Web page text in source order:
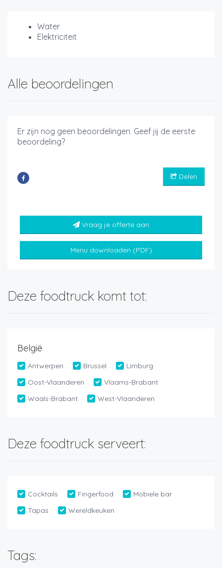
Water
Elektriciteit
Alle beoordelingen
Er zijn nog geen beoordelingen. Geef jij de eerste
beoordeling?
Delen
Vraag je offerte aan
Menu downloaden (PDF)
Deze foodtruck komt tot:
België
Antwerpen Brussel
Limburg
Oost-Vlaanderen
Vlaams-Brabant
Waals-Brabant
West-Vlaanderen
Deze foodtruck serveert:
Cocktails Fingerfood
Mobiele bar
Tapas
Wereldkeuken
Tags: